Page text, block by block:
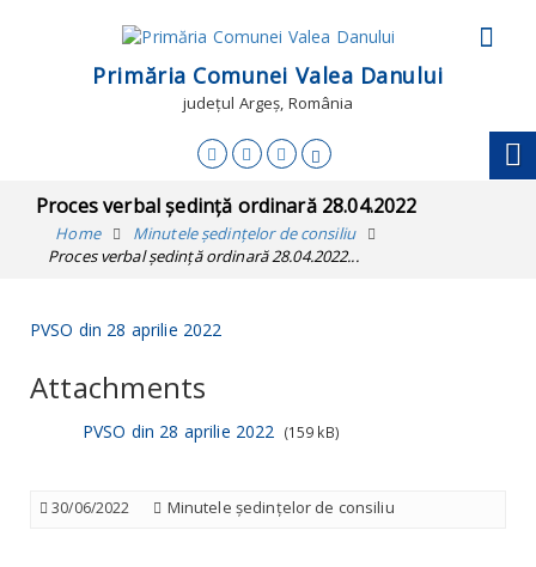
Primăria Comunei Valea Danului
județul Argeș, România
Proces verbal ședință ordinară 28.04.2022
Home
Minutele ședințelor de consiliu
Proces verbal ședință ordinară 28.04.2022...
PVSO din 28 aprilie 2022
Attachments
PVSO din 28 aprilie 2022 (159 kB)
30/06/2022 Minutele ședințelor de consiliu